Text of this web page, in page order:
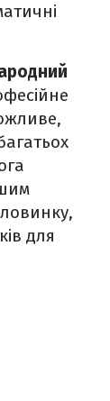
для